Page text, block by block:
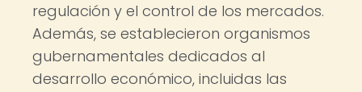
regulación y el control de los mercados.
Además, se establecieron organismos
gubernamentales dedicados al
desarrollo económico, incluidas las